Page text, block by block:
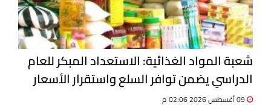
شعبة المواد الغذائية: الاستعداد المبكر للعام
الدراسي يضمن توافر السلع واستقرار الأسعار